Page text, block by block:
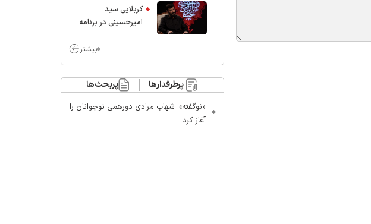
کربلایی سید
امیر‌حسینی در برنامه
محسن چاوشی چه
مراقب ماست/ مردم
دهن تفرقه افکنان بزنند
بیشتر
پرطرفدارها پربحث‌ها
«نوگفته»؛ شهاب مرادی دورهمی نوجوانان را
آغاز کرد